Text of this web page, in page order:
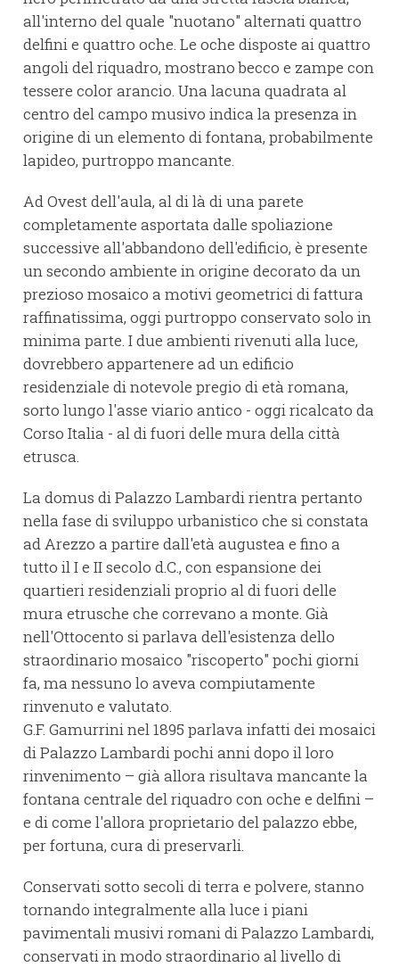
all'interno del quale "nuotano" alternati quattro
delfini e quattro oche. Le oche disposte ai quattro
angoli del riquadro, mostrano becco e zampe con
tessere color arancio. Una lacuna quadrata al
centro del campo musivo indica la presenza in
origine di un elemento di fontana, probabilmente
lapideo, purtroppo mancante.
Ad Ovest dell'aula, al di là di una parete
completamente asportata dalle spoliazione
successive all'abbandono dell'edificio, è presente
un secondo ambiente in origine decorato da un
prezioso mosaico a motivi geometrici di fattura
raffinatissima, oggi purtroppo conservato solo in
minima parte. I due ambienti rivenuti alla luce,
dovrebbero appartenere ad un edificio
residenziale di notevole pregio di età romana,
sorto lungo l'asse viario antico - oggi ricalcato da
Corso Italia - al di fuori delle mura della città
etrusca.
La domus di Palazzo Lambardi rientra pertanto
nella fase di sviluppo urbanistico che si constata
ad Arezzo a partire dall'età augustea e fino a
tutto il I e II secolo d.C., con espansione dei
quartieri residenziali proprio al di fuori delle
mura etrusche che correvano a monte. Già
nell'Ottocento si parlava dell'esistenza dello
straordinario mosaico "riscoperto" pochi giorni
fa, ma nessuno lo aveva compiutamente
rinvenuto e valutato.
G.F. Gamurrini nel 1895 parlava infatti dei mosaici
di Palazzo Lambardi pochi anni dopo il loro
rinvenimento – già allora risultava mancante la
fontana centrale del riquadro con oche e delfini –
e di come l'allora proprietario del palazzo ebbe,
per fortuna, cura di preservarli.
Conservati sotto secoli di terra e polvere, stanno
tornando integralmente alla luce i piani
pavimentali musivi romani di Palazzo Lambardi,
conservati in modo straordinario al livello di